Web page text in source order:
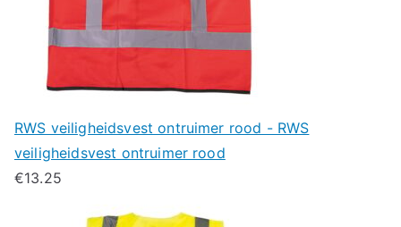
RWS veiligheidsvest ontruimer rood - RWS
veiligheidsvest ontruimer rood
€13.25